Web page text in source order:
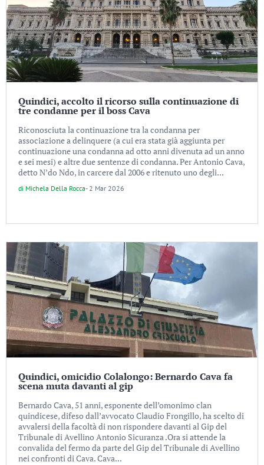
Quindici, accolto il ricorso sulla continuazione di
tre condanne per il boss Cava
Riconosciuta la continuazione tra la condanna per
associazione a delinquere (a cui era stata già aggiunta per
continuazione una condanna ad otto anni divenuta ad un anno
e sei mesi) e altre due sentenze di condanna. Per Antonio Cava,
detto N’do Ndo, in carcere dal 2006 e ritenuto uno degli...
di Michela Della Rocca- 2 Mar 2026
Quindici, omicidio Colalongo: Bernardo Cava fa
scena muta davanti al gip
Bernardo Cava, 51 anni, esponente dell’omonimo clan
quindicese, difeso dall’avvocato Claudio Frongillo, ha scelto di
avvalersi della facoltà di non rispondere davanti al Gip del
Tribunale di Avellino Antonio Sicuranza .Ora si attende la
convalida del fermo da parte del Gip del Tribunale di Avellino
nei confronti di Cava. Cava...